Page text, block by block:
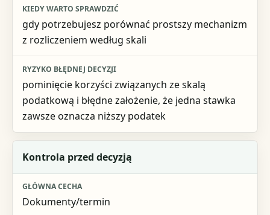
gdy potrzebujesz porównać prostszy mechanizm
z rozliczeniem według skali
pominięcie korzyści związanych ze skalą
podatkową i błędne założenie, że jedna stawka
zawsze oznacza niższy podatek
Kontrola przed decyzją
Dokumenty/termin